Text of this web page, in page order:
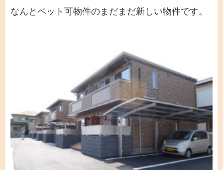
なんとペット可物件のまだまだ新しい物件です。